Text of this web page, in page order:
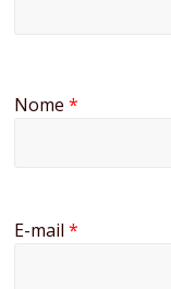
Nome*
E-mail*